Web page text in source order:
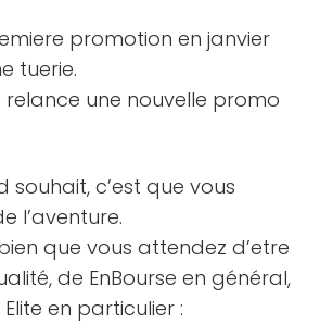
promotion en janvier
tuerie.
relance une nouvelle promo
souhait, c’est que vous
l’aventure.
que vous attendez d’etre
de EnBourse en général,
en particulier :